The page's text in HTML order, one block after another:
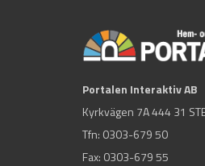
Portalen Interaktiv AB
Kyrkvägen 7A 444 31
Tfn: 0303-679 50
Fax: 0303-679 55